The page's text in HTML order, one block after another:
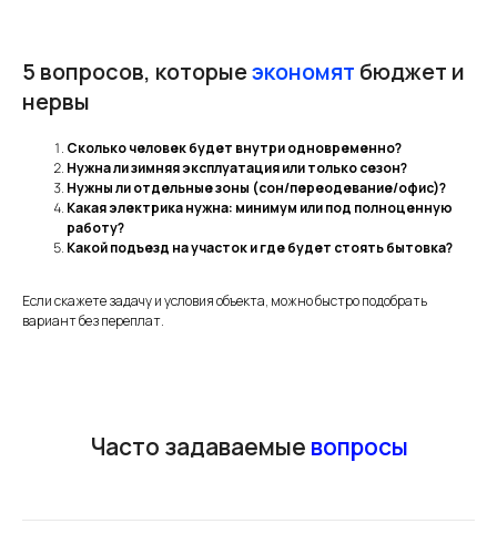
5 вопросов, которыеэкономят бюджет и
нервы
Сколько человек будет внутри одновременно?
Нужна ли зимняя эксплуатация или только сезон?
Нужны ли отдельные зоны (сон/переодевание/офис)?
Какая электрика нужна: минимум или под полноценную
работу?
Какой подъезд на участок и где будет стоять бытовка?
Если скажете задачу и условия объекта, можно быстро подобрать
вариант без переплат.